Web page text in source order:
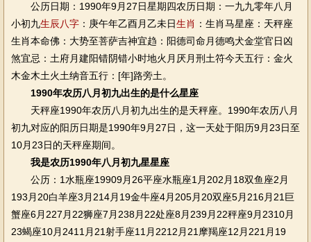
公历日期：1990年9月27日星期四农历日期：一九九零年八月
小初九生辰八字：庚午年乙酉月乙未日生肖 ：生肖马星座：天秤座
生肖本命佛：大势至菩萨吉神宜趋：阳德司命月德鸣犬金堂官日凶
煞宜忌：土府月建阳错阴错小时地火月厌月刑土符今天五行：金火
木金木土火土纳音五行：[年]路旁土。
1990年农历八月初九出生的是什么星座
天秤座1990年农历八月初九出生的是天秤座。1990年农历八月
初九对应的阳历日期是1990年9月27日，这一天处于阳历9月23日至
10月23日的天秤座期间。
我是农历1990年八月初九星星座
公历：1水瓶座19909月26平座水瓶座1月202月18双鱼座2月
193月20白羊座3月214月19金牛座4月205月20双座5月216月21巨
蟹座6月227月22狮座7月238月22处座8月239月22秤座9月2310月
23蝎座10月2411月21射手座11月2212月21摩羯座12月221月19